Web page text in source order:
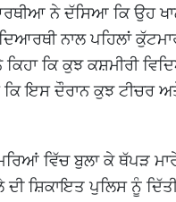
ਨੇ ਦੱਸਿਆ ਕਿ ਉਹ
ਨਾਲ ਪਹਿਲਾਂ
ਕਿ ਕੁਝ ਕਸ਼ਮੀਰੀ
ਇਸ ਦੌਰਾਨ ਕੁਝ ਟੀਚਰ
ਵਿੱਚ ਬੁਲਾ ਕੇ ਥੱਪੜ
ਸ਼ਿਕਾਇਤ ਪੁਲਿਸ ਨੂੰ